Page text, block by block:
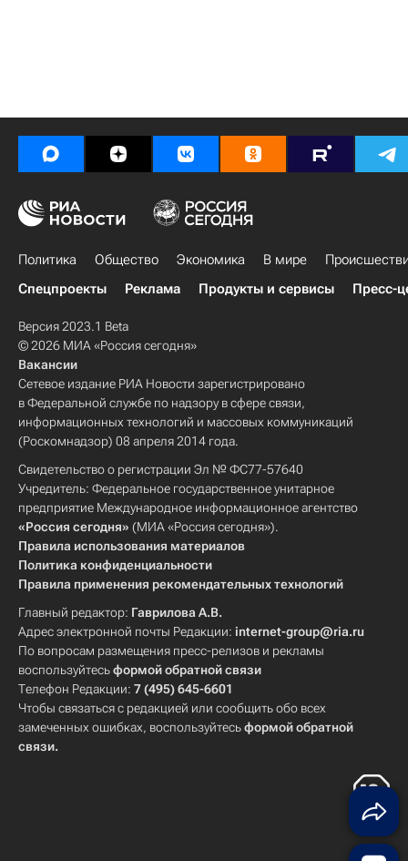
Политика Общество Экономика В мире
Спецпроекты
Реклама Продукты и сервисы Пресс-
Версия 2023.1 Beta
© 2026 МИА «Россия сегодня»
Вакансии
Сетевое издание РИА Новости зарегистрировано
в Федеральной службе по надзору в сфере связи,
информационных технологий и массовых коммуникаций
(Роскомнадзор) 08 апреля 2014 года.
Свидетельство о регистрации Эл № ФС77-57640
Учредитель: Федеральное государственное унитарное
предприятие Международное информационное агентство
«Россия сегодня» (МИА «Россия сегодня»).
Правила использования материалов
Политика конфиденциальности
Правила применения рекомендательных технологий
Главный редактор: Гаврилова А.В.
Адрес электронной почты Редакции: internet-group@ria.ru
По вопросам размещения пресс-релизов и рекламы
воспользуйтесьформой обратной связи
Телефон Редакции: 7 (495) 645-6601
Чтобы связаться с редакцией или сообщить обо всех
замеченных ошибках, воспользуйтесьформой обратной
связи.